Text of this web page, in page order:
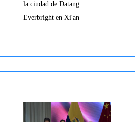
la ciudad de Datang
Everbright en Xi'an